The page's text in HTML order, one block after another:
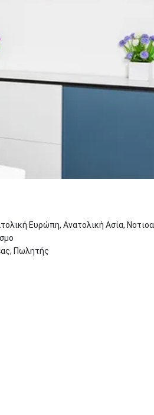
Ευρώπη, Ανατολική Ασία,
Πωλητής